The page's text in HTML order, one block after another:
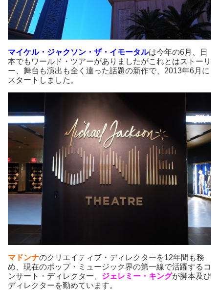
マイケル・ジャクソン・ザ・イモータルは今年の6月、日
本でもワールド・ツアーがありましたがこれとはストーリ
ー、舞台も演出も全く違った話題の新作で、2013年6月に
スタートしました。
マドンナのクリエイティブ・ディレクターを12年間も務
め、現在のポップ・ミュージック界の第一線で活躍するコ
ンサート・ディレクター、 ジェレミー・キングが脚本及び
ディレクターを勤めています。